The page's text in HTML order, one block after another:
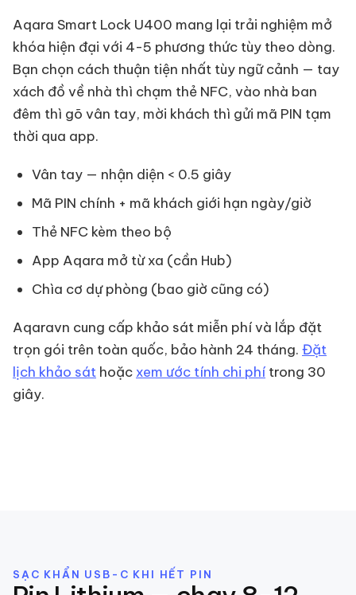
Aqara Smart Lock U400 mang lại trải nghiệm mở
khóa hiện đại với 4-5 phương thức tùy theo dòng.
Bạn chọn cách thuận tiện nhất tùy ngữ cảnh — tay
xách đồ về nhà thì chạm thẻ NFC, vào nhà ban
đêm thì gõ vân tay, mời khách thì gửi mã PIN tạm
thời qua app.
Vân tay — nhận diện < 0.5 giây
Mã PIN chính + mã khách giới hạn ngày/giờ
Thẻ NFC kèm theo bộ
App Aqara mở từ xa (cần Hub)
Chìa cơ dự phòng (bao giờ cũng có)
Aqaravn cung cấp khảo sát miễn phí và lắp đặt
trọn gói trên toàn quốc, bảo hành 24 tháng. Đặt
lịch khảo sát hoặc xem ước tính chi phí trong 30
giây.
SẠC KHẨN USB-C KHI HẾT PIN